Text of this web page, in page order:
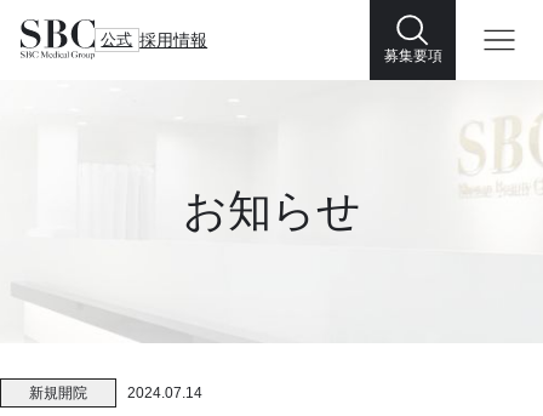
公式 採用情報
募集要項
お知らせ
新規開院 2024.07.14